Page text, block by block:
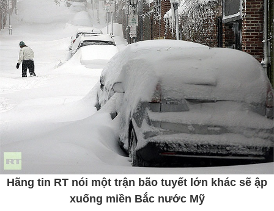
Hãng tin RT nói một trận bão tuyết lớn khác sẽ ập
xuống miền Bắc nước Mỹ